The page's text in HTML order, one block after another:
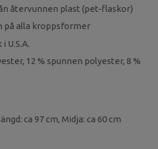
återvunnen plast (pet-flaskor)
på alla kroppsformer
U.S.A.
12 % spunnen polyester, 8 %
ca 97 cm, Midja: ca 60 cm